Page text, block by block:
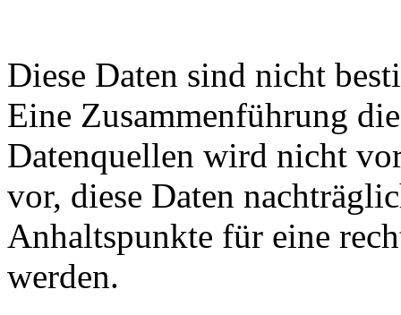
Diese Daten sind nicht
Eine Zusammenführung
Datenquellen wird nicht
vor, diese Daten
Anhaltspunkte für eine
werden.